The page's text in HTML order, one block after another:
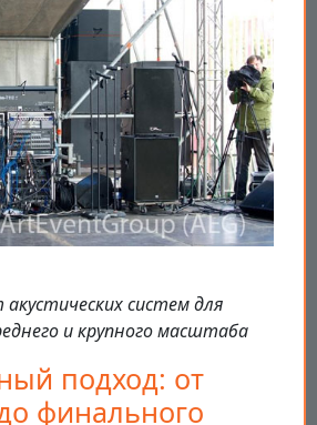
систем для
и крупного масштаба
подход: от
финального